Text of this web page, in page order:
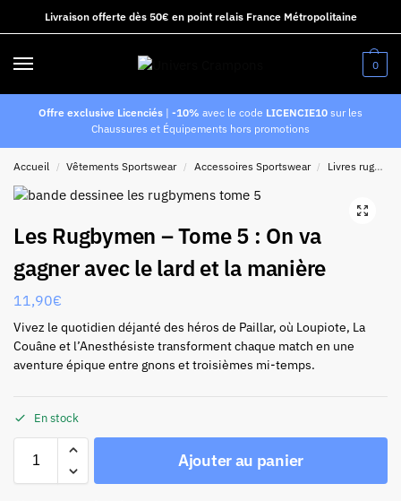
Livraison offerte dès 50€ en point relais France Métropolitaine
0
Offre exclusive Licenciés | -10% avec le code LICENCIE10 sur les
Chaussures et Équipements hors promotions
Accueil / Vêtements Sportswear / Accessoires Sportswear / Livres rugby
Les Rugbymen – Tome 5 : On va
gagner avec le lard et la manière
11,90€
Vivez le quotidien déjanté des héros de Paillar, où Loupiote, La
Couâne et l’Anesthésiste transforment chaque match en une
aventure épique entre gnons et troisièmes mi-temps.
En stock
Ajouter au panier